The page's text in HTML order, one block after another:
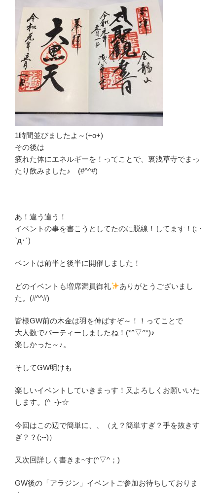
1時間並びましたよ～(+o+)
その後は
疲れた体にエネルギーを！ってことで、裏浅草寺でまっ
たり飲みました♪ (#^^#)
あ！違う違う！
イベントの事を書こうとしてたのに脱線！してます！(; ･
`д･´)
ベントは前半と後半に開催しました！
どのイベントも増席満員御礼
ありがとうございまし
た。(#^^#)
皆様GW前の木金は羽を伸ばすぞ～！！ってことで
大人数でパーティーしましたね！(*^▽^*)♪
楽しかった～♪。
そしてGW明けも
楽しいイベントしていきまっす！又よろしくお願いいた
します。(^_-)-☆
今回はこの辺で簡単に、、（え？簡単すぎ？手を抜きす
ぎ？？(;‐‐)）
又次回詳しく書きま~す(^▽^；)
GW後の「アラジン」イベントご参加お待ちしておりま